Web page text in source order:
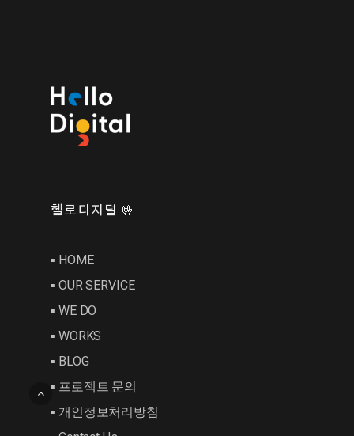
헬로디지털 🤟
▪︎ HOME
▪︎ OUR SERVICE
▪︎ WE DO
▪︎ WORKS
▪︎ BLOG
▪︎ 프로젝트 문의
▪︎ 개인정보처리방침